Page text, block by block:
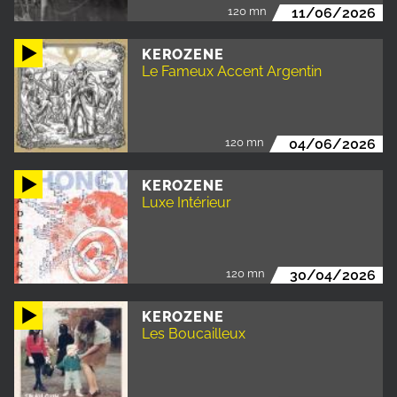
120 mn 11/06/2026
KEROZENE
Le Fameux Accent Argentin
120 mn 04/06/2026
KEROZENE
Luxe Intérieur
120 mn 30/04/2026
KEROZENE
Les Boucailleux